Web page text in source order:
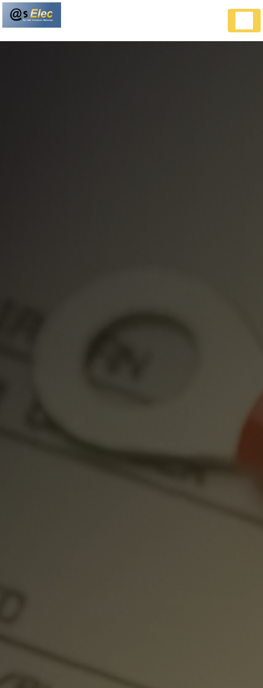
Panneau de gestion des cookies